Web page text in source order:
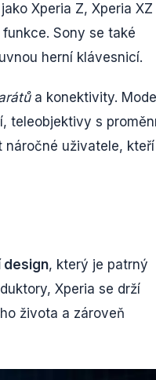
Xperia Z, Xperia XZ
Sony se také
herní klávesnicí.
a konektivity.
teleobjektivy s
náročné uživatele, kteří
design, který je patrný
Xperia se drží
života a zároveň